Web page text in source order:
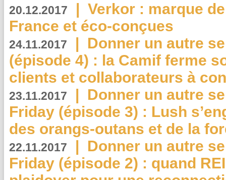
20.12.2017 | Verkor : marque
France et éco-conçues
24.11.2017 | Donner un autre
(épisode 4) : la Camif ferme
clients et collaborateurs à
23.11.2017 | Donner un autre
Friday (épisode 3) : Lush
des orangs-outans et de la
22.11.2017 | Donner un autre
Friday (épisode 2) : quand